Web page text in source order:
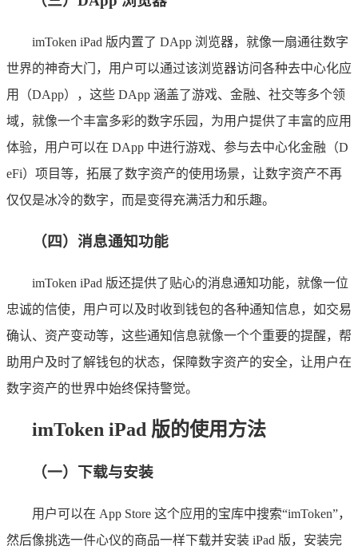
imToken iPad 版内置了 DApp 浏览器，就像一扇通往数字
世界的神奇大门，用户可以通过该浏览器访问各种去中心化应
用（DApp），这些 DApp 涵盖了游戏、金融、社交等多个领
域，就像一个丰富多彩的数字乐园，为用户提供了丰富的应用
体验，用户可以在 DApp 中进行游戏、参与去中心化金融（D
eFi）项目等，拓展了数字资产的使用场景，让数字资产不再
仅仅是冰冷的数字，而是变得充满活力和乐趣。
（四）消息通知功能
imToken iPad 版还提供了贴心的消息通知功能，就像一位
忠诚的信使，用户可以及时收到钱包的各种通知信息，如交易
确认、资产变动等，这些通知信息就像一个个重要的提醒，帮
助用户及时了解钱包的状态，保障数字资产的安全，让用户在
数字资产的世界中始终保持警觉。
imToken iPad 版的使用方法
（一）下载与安装
用户可以在 App Store 这个应用的宝库中搜索“imToken”，
然后像挑选一件心仪的商品一样下载并安装 iPad 版，安装完